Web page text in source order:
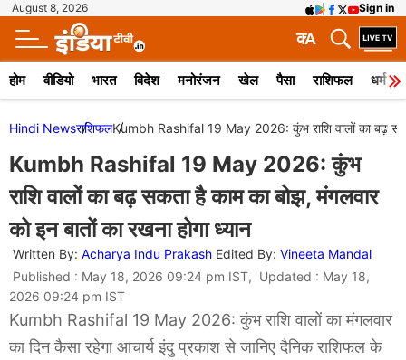
August 8, 2026 Sign in
A
क
होम वीडियो भारत विदेश मनोरंजन खेल पैसा राशिफल धर्म
Hindi NewsराशिफलKumbh Rashifal 19 May 2026: कुंभ राशि वालों का बढ़
Kumbh Rashifal 19 May 2026: कुंभ
राशि वालों का बढ़ सकता है काम का बोझ, मंगलवार
को इन बातों का रखना होगा ध्यान
Written By: Acharya Indu Prakash Edited By: Vineeta Mandal
Published : May 18, 2026 09:24 pm IST, Updated : May 18,
2026 09:24 pm IST
Kumbh Rashifal 19 May 2026: कुंभ राशि वालों का मंगलवार
का दिन कैसा रहेगा आचार्य इंदु प्रकाश से जानिए दैनिक राशिफल के